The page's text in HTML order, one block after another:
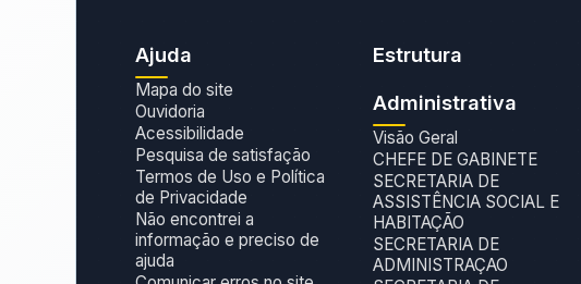
Ajuda
Mapa do site
Ouvidoria
Acessibilidade
Pesquisa de satisfação
Termos de Uso e Política
de Privacidade
Não encontrei a
informação e preciso de
ajuda
Estrutura
Administrativa
Visão Geral
CHEFE DE GABINETE
SECRETARIA DE
ASSISTÊNCIA SOCIAL E
HABITAÇÃO
SECRETARIA DE
ADMINISTRAÇAO